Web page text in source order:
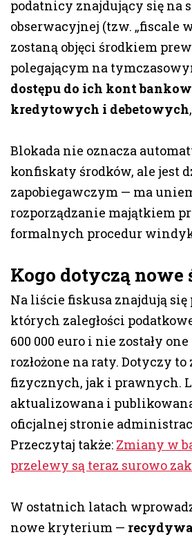
podatnicy znajdujący się na
obserwacyjnej (tzw. „fiscale
zostaną objęci środkiem
polegającym na
dostępu do ich kont
kredytowych i debetowych,
Blokada nie oznacza
konfiskaty środków, ale jest
zapobiegawczym — ma
rozporządzanie majątkiem
formalnych procedur
Kogo dotyczą nowe
Na liście fiskusa znajdują się
których zaległości
600 000 euro i nie zostały
rozłożone na raty. Dotyczy to
fizycznych, jak i prawnych.
aktualizowana i
oficjalnej stronie
Przeczytaj także: Zmiany w
przelewy są teraz surowo
W ostatnich latach
nowe kryterium — recydywa